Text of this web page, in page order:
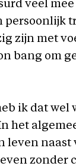
veel
persoonlijk
zijn met
bang om
ik dat wel
het
leven naast
zonder